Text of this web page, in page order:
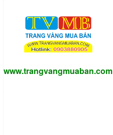
www.trangvangmuaban.com